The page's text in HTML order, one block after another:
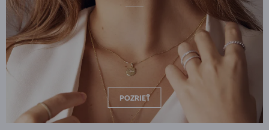
POZRIEŤ